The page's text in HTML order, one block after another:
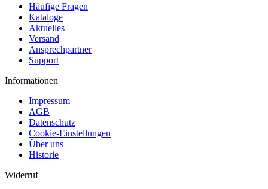
Häufige Fragen
Kataloge
Aktuelles
Versand
Ansprechpartner
Support
Informationen
Impressum
AGB
Datenschutz
Cookie-Einstellungen
Über uns
Historie
Widerruf